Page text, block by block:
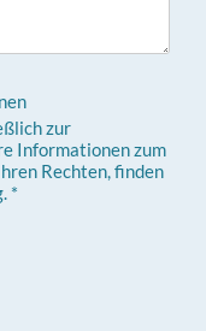
zur
Informationen zum
Rechten, finden
*